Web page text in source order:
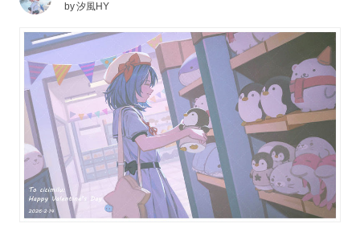
by汐風HY